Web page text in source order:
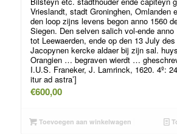
Vrieslandt, stadt Groninghen, Omlanden
den loop zijns levens begon anno 1560
Siegen. Den selven salich vol-ende anno
tot Leewaerden, ende op den 13 July
Jacopynen kercke aldaer bij zijn sal.
Orangien … begraven wierdt …
I.U.S. Franeker, J. Lamrinck, 1620. 4º:
itur ad astra’]
€600,00
Toevoegen aan winkelwagen